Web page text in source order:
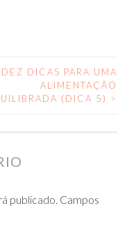
DEZ DICAS PARA UMA
ALIMENTAÇÃO
(DICA 5)
>
publicado. Campos